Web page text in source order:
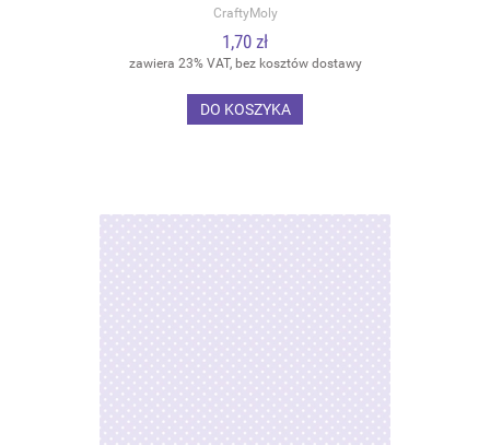
CraftyMoly
1,70 zł
zawiera 23% VAT, bez kosztów dostawy
DO KOSZYKA